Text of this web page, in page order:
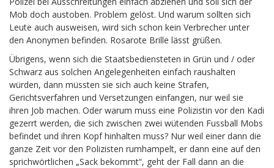
Mob doch austoben. Problem gelöst. Und warum sollten sich
Leute auch ausweisen, wird sich schon kein Verbrecher unter
den Anonymen befinden. Rosarote Brille lässt grüßen.
Übrigens, wenn sich die Staatsbediensteten in Grün und / oder
Schwarz aus solchen Angelegenheiten einfach raushalten
würden, dann müssten sie sich auch keine Strafen,
Gerichtsverfahren und Versetzungen einfangen, nur weil sie
ihren Job machen. Oder warum muss eine Polizistin vor den Kadi
gezerrt werden, die sich zwischen zwei wütenden Fussball Mobs
befindet und ihren Kopf hinhalten muss? Nur weil einer dann die
ganze Zeit vor den Polizisten rumhampelt, er dann eine auf den
sprichwörtlichen „Sack bekommt“, geht der Fall dann an die